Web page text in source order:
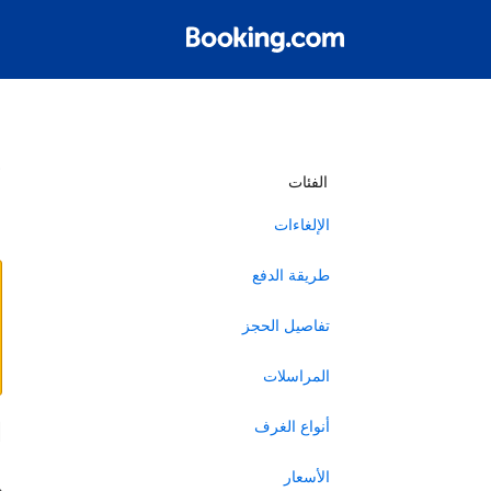
الفئات
الإلغاءات
طريقة الدفع
تفاصيل الحجز
المراسلات
أنواع الغرف
الأسعار